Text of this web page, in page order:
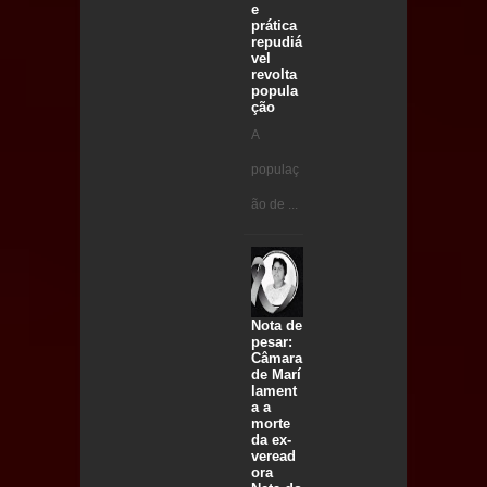
e
prática
repudiá
vel
revolta
popula
ção
A
populaç
ão de ...
Nota de
pesar:
Câmara
de Marí
lament
a a
morte
da ex-
veread
ora